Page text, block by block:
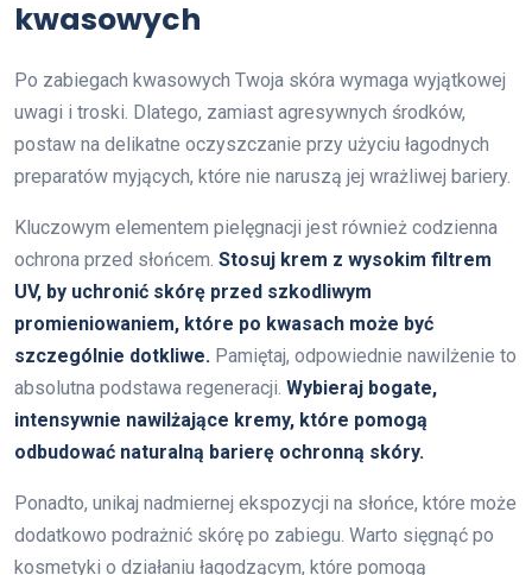
kwasowych
Po zabiegach kwasowych Twoja skóra wymaga wyjątkowej
uwagi i troski. Dlatego, zamiast agresywnych środków,
postaw na delikatne oczyszczanie przy użyciu łagodnych
preparatów myjących, które nie naruszą jej wrażliwej bariery.
Kluczowym elementem pielęgnacji jest również codzienna
ochrona przed słońcem. Stosuj krem z wysokim filtrem
UV, by uchronić skórę przed szkodliwym
promieniowaniem, które po kwasach może być
szczególnie dotkliwe. Pamiętaj, odpowiednie nawilżenie to
absolutna podstawa regeneracji. Wybieraj bogate,
intensywnie nawilżające kremy, które pomogą
odbudować naturalną barierę ochronną skóry.
Ponadto, unikaj nadmiernej ekspozycji na słońce, które może
dodatkowo podrażnić skórę po zabiegu. Warto sięgnąć po
kosmetyki o działaniu łagodzącym, które pomogą